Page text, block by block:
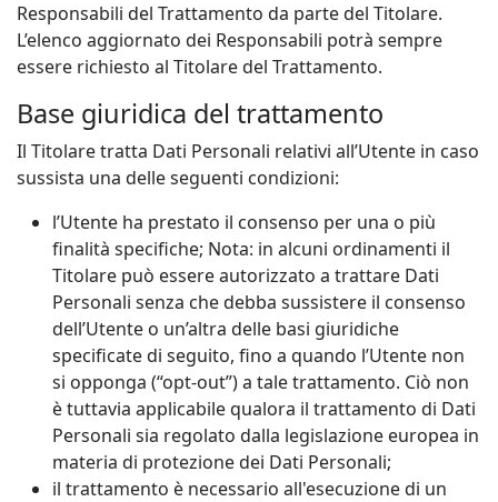
Responsabili del Trattamento da parte del Titolare.
L’elenco aggiornato dei Responsabili potrà sempre
essere richiesto al Titolare del Trattamento.
Base giuridica del trattamento
Il Titolare tratta Dati Personali relativi all’Utente in caso
sussista una delle seguenti condizioni:
l’Utente ha prestato il consenso per una o più
finalità specifiche; Nota: in alcuni ordinamenti il
Titolare può essere autorizzato a trattare Dati
Personali senza che debba sussistere il consenso
dell’Utente o un’altra delle basi giuridiche
specificate di seguito, fino a quando l’Utente non
si opponga (“opt-out”) a tale trattamento. Ciò non
è tuttavia applicabile qualora il trattamento di Dati
Personali sia regolato dalla legislazione europea in
materia di protezione dei Dati Personali;
il trattamento è necessario all'esecuzione di un